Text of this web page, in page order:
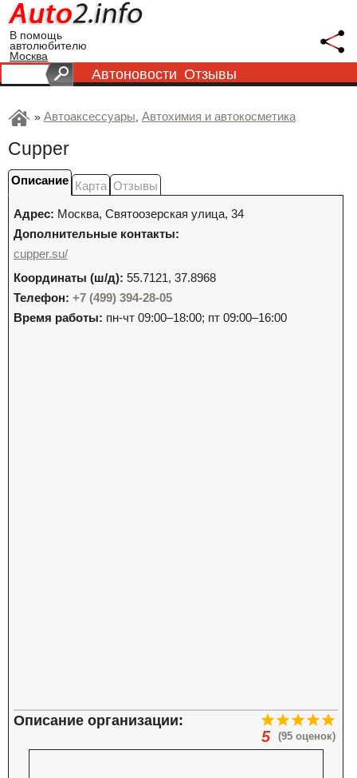
В помощь
автолюбителю
Москва
Автоновости Отзывы
» Автоаксессуары, Автохимия и автокосметика
Cupper
Описание Карта Отзывы
Адрес: Москва, Святоозерская улица, 34
Дополнительные контакты:
cupper.su/
Координаты (ш/д): 55.7121, 37.8968
Телефон: +7 (499) 394-28-05
Время работы: пн-чт 09:00–18:00; пт 09:00–16:00
(95 оценок)
5
Описание организации: